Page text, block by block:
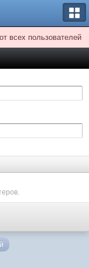
всех пользователей